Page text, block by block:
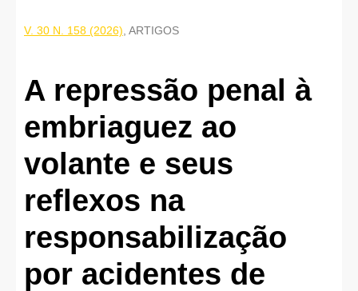
V. 30 N. 158 (2026), ARTIGOS
A repressão penal à
embriaguez ao
volante e seus
reflexos na
responsabilização
por acidentes de